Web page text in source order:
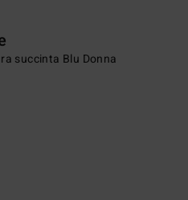
succinta Blu Donna